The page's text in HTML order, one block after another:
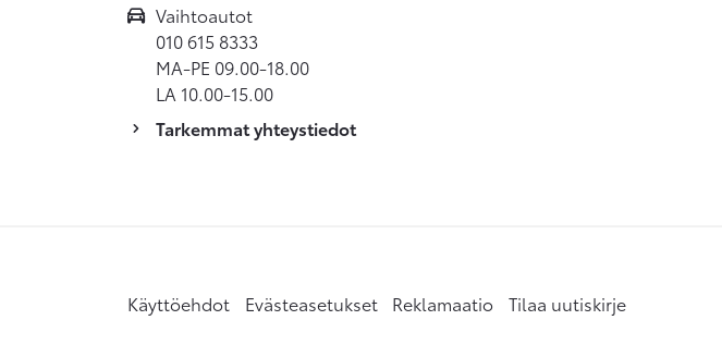
Vaihtoautot
010 615 8333
MA-PE 09.00-18.00
LA 10.00-15.00
Tarkemmat yhteystiedot
Käyttöehdot Evästeasetukset Reklamaatio Tilaa uutiskirje